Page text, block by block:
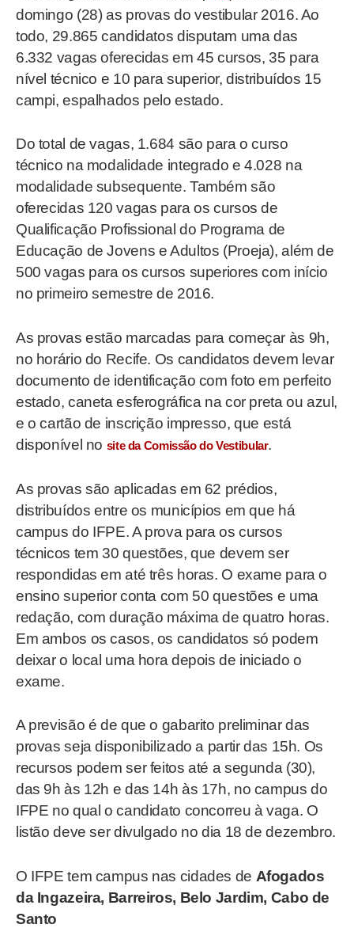
domingo (28) as provas do vestibular 2016. Ao
todo, 29.865 candidatos disputam uma das
6.332 vagas oferecidas em 45 cursos, 35 para
nível técnico e 10 para superior, distribuídos 15
campi, espalhados pelo estado.
Do total de vagas, 1.684 são para o curso
técnico na modalidade integrado e 4.028 na
modalidade subsequente. Também são
oferecidas 120 vagas para os cursos de
Qualificação Profissional do Programa de
Educação de Jovens e Adultos (Proeja), além de
500 vagas para os cursos superiores com início
no primeiro semestre de 2016.
As provas estão marcadas para começar às 9h,
no horário do Recife. Os candidatos devem levar
documento de identificação com foto em perfeito
estado, caneta esferográfica na cor preta ou azul,
e o cartão de inscrição impresso, que está
disponível no site da Comissão do Vestibular.
As provas são aplicadas em 62 prédios,
distribuídos entre os municípios em que há
campus do IFPE. A prova para os cursos
técnicos tem 30 questões, que devem ser
respondidas em até três horas. O exame para o
ensino superior conta com 50 questões e uma
redação, com duração máxima de quatro horas.
Em ambos os casos, os candidatos só podem
deixar o local uma hora depois de iniciado o
exame.
A previsão é de que o gabarito preliminar das
provas seja disponibilizado a partir das 15h. Os
recursos podem ser feitos até a segunda (30),
das 9h às 12h e das 14h às 17h, no campus do
IFPE no qual o candidato concorreu à vaga. O
listão deve ser divulgado no dia 18 de dezembro.
O IFPE tem campus nas cidades de Afogados
da Ingazeira, Barreiros, Belo Jardim, Cabo de
Santo